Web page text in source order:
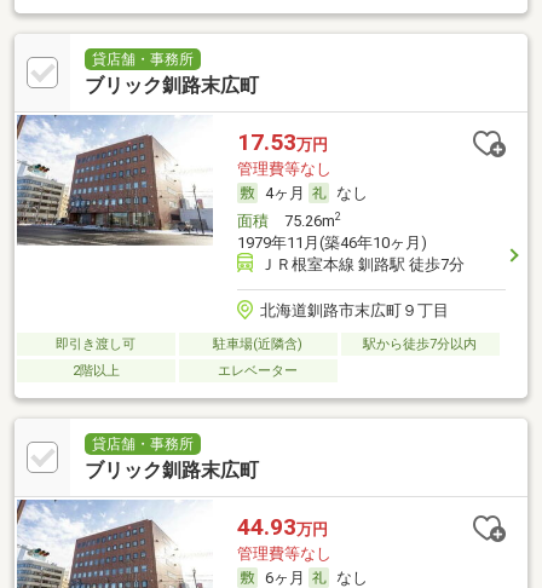
貸店舗・事務所
ブリック釧路末広町
17.53万円
管理費等なし
4ヶ月
なし
面積75.26m2
1979年11月(築46年10ヶ月)
ＪＲ根室本線 釧路駅 徒歩7分
北海道釧路市末広町９丁目
即引き渡し可 駐車場(近隣含)
駅から徒歩7分以内
2階以上
エレベーター
貸店舗・事務所
ブリック釧路末広町
44.93万円
管理費等なし
6ヶ月
なし